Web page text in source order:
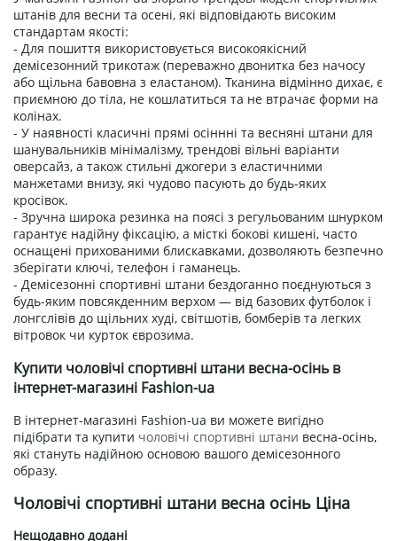
штанів для весни та осені, які відповідають високим
стандартам якості:
- Для пошиття використовується високоякісний
демісезонний трикотаж (переважно двонитка без начосу
або щільна бавовна з еластаном). Тканина відмінно дихає, є
приємною до тіла, не кошлатиться та не втрачає форми на
колінах.
- У наявності класичні прямі осіннні та весняні штани для
шанувальників мінімалізму, трендові вільні варіанти
оверсайз, а також стильні джогери з еластичними
манжетами внизу, які чудово пасують до будь-яких
кросівок.
- Зручна широка резинка на поясі з регульованим шнурком
гарантує надійну фіксацію, а місткі бокові кишені, часто
оснащені прихованими блискавками, дозволяють безпечно
зберігати ключі, телефон і гаманець.
- Демісезонні спортивні штани бездоганно поєднуються з
будь-яким повсякденним верхом — від базових футболок і
лонгслівів до щільних худі, світшотів, бомберів та легких
вітровок чи курток єврозима.
Купити чоловічі спортивні штани весна-осінь в
інтернет-магазині Fashion-ua
В інтернет-магазині Fashion-ua ви можете вигідно
підібрати та купити чоловічі спортивні штани весна-осінь,
які стануть надійною основою вашого демісезонного
образу.
Чоловічі спортивні штани весна осінь Ціна
Нещодавно додані